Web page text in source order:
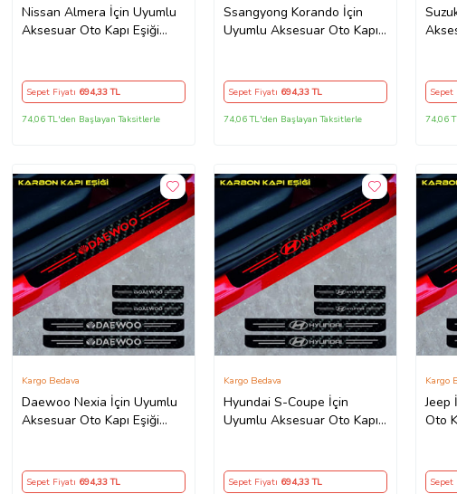
Nissan Almera İçin Uyumlu
Aksesuar Oto Kapı Eşiği
Sepet Fiyatı 694,33 TL
74,06 TL'den Başlayan Taksitlerle
Ssangyong Korando İçin
Uyumlu Aksesuar Oto Kapı
Sepet Fiyatı 694,33 TL
74,06 TL'den Başlayan Taksitlerle
Sepet
74,06
Daewoo Nexia İçin Uyumlu
Aksesuar Oto Kapı Eşiği
Kargo Bedava
Sepet Fiyatı 694,33 TL
Hyundai S-Coupe İçin
Uyumlu Aksesuar Oto Kapı
Kargo Bedava
Sepet Fiyatı 694,33 TL
Jeep
Oto
Kargo
Sepet